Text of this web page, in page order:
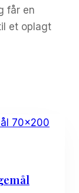
får en
et oplagt